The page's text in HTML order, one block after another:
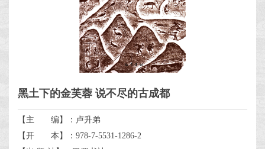
黑土下的金芙蓉 说不尽的古成都
【主 编】：卢升弟
【开 本】：978-7-5531-1286-2